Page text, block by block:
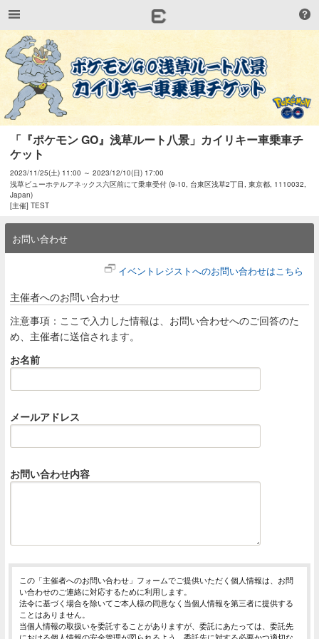
「『ポケモン GO』浅草ルート八景」カイリキー車乗車チ
ケット
2023/11/25(土) 11:00 ～ 2023/12/10(日) 17:00
浅草ビューホテルアネックス六区前にて乗車受付 (9-10, 台東区浅草2丁目, 東京都, 1110032,
Japan)
[主催] TEST
お問い合わせ
イベントレジストへのお問い合わせはこちら
主催者へのお問い合わせ
注意事項：ここで入力した情報は、お問い合わせへのご回答のた
め、主催者に送信されます。
お名前
メールアドレス
お問い合わせ内容
この「主催者へのお問い合わせ」フォームでご提供いただく個人情報は、お問
い合わせのご連絡に対応するために利用します。
法令に基づく場合を除いてご本人様の同意なく当個人情報を第三者に提供する
ことはありません。
当個人情報の取扱いを委託することがありますが、委託にあたっては、委託先